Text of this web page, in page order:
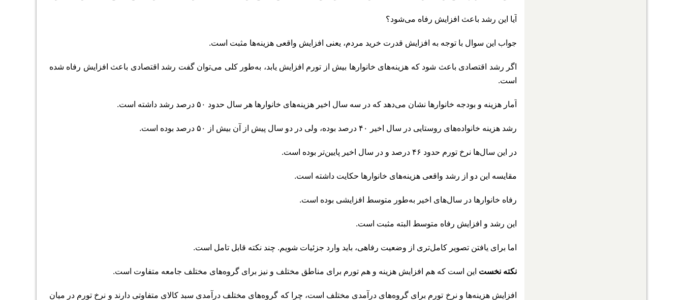
آیا این رشد باعث افزایش رفاه می‌شود؟
جواب این سوال با توجه به افزایش قدرت خرید مردم، یعنی افزایش واقعی هزینه‌ها مثبت است.
اگر رشد اقتصادی باعث شود که هزینه‌های خانوارها بیش از تورم افزایش یابد، به‌طور کلی می‌توان گفت رشد اقتصادی باعث افزایش رفاه شده
است.
آمار هزینه و بودجه خانوارها نشان می‌دهد که در سه‌ سال اخیر هزینه‌های خانوارها هر سال حدود ۵۰ درصد رشد داشته است.
رشد هزینه خانواده‌های روستایی در سال اخیر ۴۰ درصد بوده، ولی در دو سال پیش از آن بیش از ۵۰‌ درصد بوده است.
در این سال‌ها نرخ تورم حدود ۴۶‌ درصد و در سال اخیر پایین‌تر بوده است.
مقایسه این دو از رشد واقعی هزینه‌های خانوارها حکایت داشته است.
رفاه خانوارها در سال‌های اخیر به‌طور متوسط افزایشی بوده است.
این رشد و افزایش رفاه متوسط البته مثبت است.
اما برای یافتن تصویر کامل‌تری از وضعیت رفاهی، باید وارد جزئیات شویم. چند نکته قابل تامل است.
نکته نخست این است که هم افزایش هزینه و هم تورم برای مناطق مختلف و نیز برای گروه‌های مختلف جامعه متفاوت است.
افزایش هزینه‌ها و نرخ تورم برای گروه‌های درآمدی مختلف است، چرا که گروه‌های مختلف درآمدی سبد کالای متفاوتی دارند و نرخ تورم در میان